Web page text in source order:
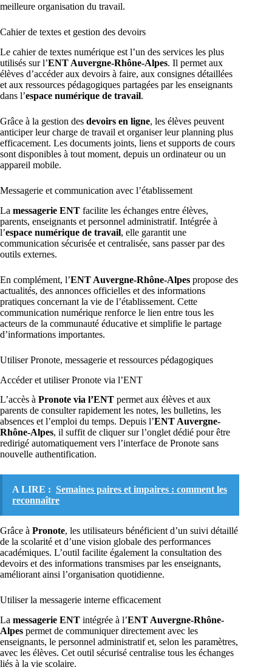
meilleure organisation du travail.
Cahier de textes et gestion des devoirs
Le cahier de textes numérique est l’un des services les plus
utilisés sur l’ENT Auvergne-Rhône-Alpes. Il permet aux
élèves d’accéder aux devoirs à faire, aux consignes détaillées
et aux ressources pédagogiques partagées par les enseignants
dans l’espace numérique de travail.
Grâce à la gestion des devoirs en ligne, les élèves peuvent
anticiper leur charge de travail et organiser leur planning plus
efficacement. Les documents joints, liens et supports de cours
sont disponibles à tout moment, depuis un ordinateur ou un
appareil mobile.
Messagerie et communication avec l’établissement
La messagerie ENT facilite les échanges entre élèves,
parents, enseignants et personnel administratif. Intégrée à
l’espace numérique de travail, elle garantit une
communication sécurisée et centralisée, sans passer par des
outils externes.
En complément, l’ENT Auvergne-Rhône-Alpes propose des
actualités, des annonces officielles et des informations
pratiques concernant la vie de l’établissement. Cette
communication numérique renforce le lien entre tous les
acteurs de la communauté éducative et simplifie le partage
d’informations importantes.
Utiliser Pronote, messagerie et ressources pédagogiques
Accéder et utiliser Pronote via l’ENT
L’accès à Pronote via l’ENT permet aux élèves et aux
parents de consulter rapidement les notes, les bulletins, les
absences et l’emploi du temps. Depuis l’ENT Auvergne-
Rhône-Alpes, il suffit de cliquer sur l’onglet dédié pour être
redirigé automatiquement vers l’interface de Pronote sans
nouvelle authentification.
A LIRE : Semaines paires et impaires : comment les
reconnaître
Grâce à Pronote, les utilisateurs bénéficient d’un suivi détaillé
de la scolarité et d’une vision globale des performances
académiques. L’outil facilite également la consultation des
devoirs et des informations transmises par les enseignants,
améliorant ainsi l’organisation quotidienne.
Utiliser la messagerie interne efficacement
La messagerie ENT intégrée à l’ENT Auvergne-Rhône-
Alpes permet de communiquer directement avec les
enseignants, le personnel administratif et, selon les paramètres,
avec les élèves. Cet outil sécurisé centralise tous les échanges
liés à la vie scolaire.